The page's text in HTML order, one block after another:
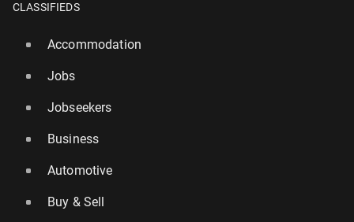
CLASSIFIEDS
Accommodation
Jobs
Jobseekers
Business
Automotive
Buy & Sell